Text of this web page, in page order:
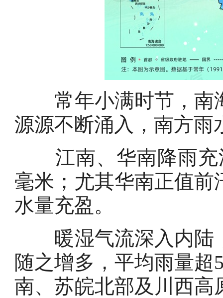
常年小满时节，南
源源不断涌入，南方雨
江南、华南降雨充
毫米；尤其华南正值
水量充盈。
暖湿气流深入内陆
随之增多，平均雨量超
南、苏皖北部及川西高